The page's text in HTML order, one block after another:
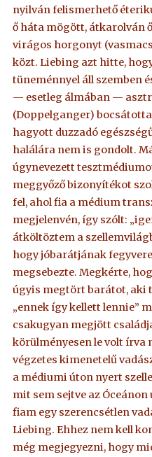
nyilván felismerhető
ő háta mögött, átkarolván
virágos horgonyt
közt. Liebing azt hitte,
tüneménnyel áll szemben
— esetleg álmában —
(Doppelganger)
hagyott duzzadó
halálára nem is gondolt.
úgynevezett
meggyőző bizonyítékot
fel, ahol fia a médium
megjelenvén, így szólt:
átköltöztem a
hogy jóbarátjának
megsebezte. Megkérte,
úgyis megtört barátot, aki
„ennek így kellett lennie”
csakugyan megjött
körülményesen le volt írva
végzetes kimenetelű
a médiumi úton nyert
mit sem sejtve az
fiam egy szerencsétlen
Liebing. Ehhez nem kell
még megjegyezni, hogy